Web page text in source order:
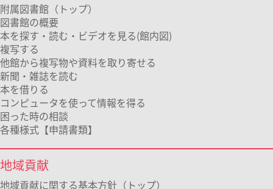
附属図書館（トップ）
図書館の概要
本を探す・読む・ビデオを見る(館内図)
複写する
他館から複写物や資料を取り寄せる
新聞・雑誌を読む
本を借りる
コンピュータを使って情報を得る
困った時の相談
各種様式【申請書類】
地域貢献
地域貢献に関する基本方針（トップ）